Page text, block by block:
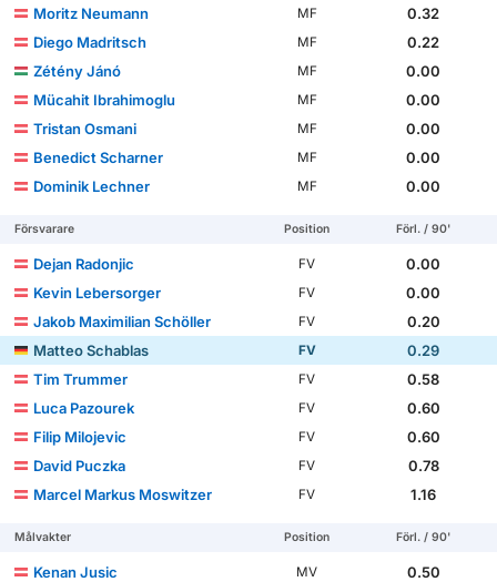
Moritz Neumann
MF
0.32
Diego Madritsch
MF
0.22
Zétény Jánó
MF
0.00
Mücahit Ibrahimoglu
MF
0.00
Tristan Osmani
MF
0.00
Benedict Scharner
MF
0.00
Dominik Lechner
MF 0.00
Försvarare Position Förl. / 90'
Dejan Radonjic FV
0.00
Kevin Lebersorger
FV
0.00
Jakob Maximilian Schöller
FV
0.20
Matteo Schablas
FV
0.29
Tim Trummer
FV
0.58
Luca Pazourek
FV
0.60
Filip Milojevic
FV
0.60
David Puczka
FV
0.78
Marcel Markus Moswitzer
FV 1.16
Målvakter Position Förl. / 90'
Kenan Jusic MV 0.50